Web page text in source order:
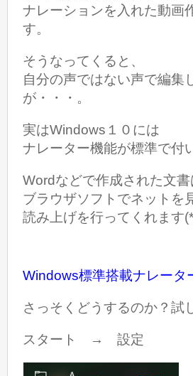
ナレーションを入れた動画
す。
そうなってくると、
自分の声ではない声で編集
が・・・。
実はWindows１０には
ナレーター機能が標準で付
Wordなどで作成された文
ブラウザソフトでネットを
読み上げを行ってくれます
Windows標準搭載ナレータ
さっそくどうするのか？試
スタート → 設定